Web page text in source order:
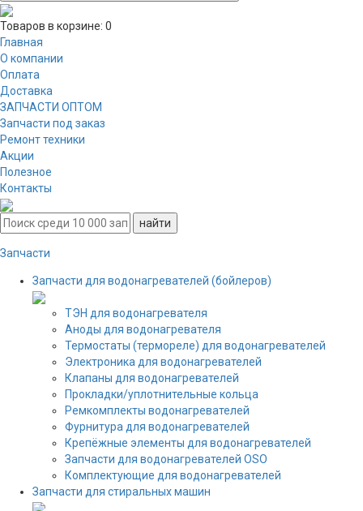
Товаров в корзине: 0
Главная
О компании
Оплата
Доставка
ЗАПЧАСТИ ОПТОМ
Запчасти под заказ
Ремонт техники
Акции
Полезное
Контакты
Запчасти
Запчасти для водонагревателей (бойлеров)
ТЭН для водонагревателя
Аноды для водонагревателя
Термостаты (термореле) для водонагревателей
Электроника для водонагревателей
Клапаны для водонагревателей
Прокладки/уплотнительные кольца
Ремкомплекты водонагревателей
Фурнитура для водонагревателей
Крепёжные элементы для водонагревателей
Запчасти для водонагревателей OSO
Комплектующие для водонагревателей
Запчасти для стиральных машин